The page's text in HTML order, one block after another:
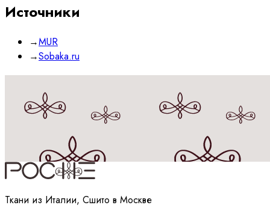
Источники
→MUR
→Sobaka.ru
Принимаюполитикуобработки данных
Ткани из Италии, Сшито в Москве